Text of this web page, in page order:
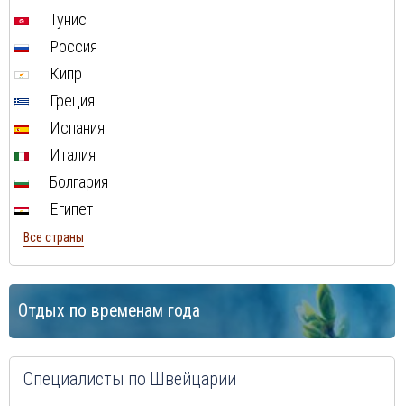
Тунис
Россия
Кипр
Греция
Испания
Италия
Болгария
Египет
Все страны
Отдых по временам года
Специалисты по Швейцарии